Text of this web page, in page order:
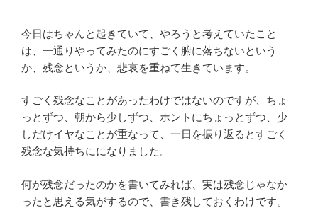
今日はちゃんと起きていて、やろうと考えていたこと
は、一通りやってみたのにすごく腑に落ちないという
か、残念というか、悲哀を重ねて生きています。
すごく残念なことがあったわけではないのですが、ちょ
っとずつ、朝から少しずつ、ホントにちょっとずつ、少
しだけイヤなことが重なって、一日を振り返るとすごく
残念な気持ちにになりました。
何が残念だったのかを書いてみれば、実は残念じゃなか
ったと思える気がするので、書き残しておくわけです。